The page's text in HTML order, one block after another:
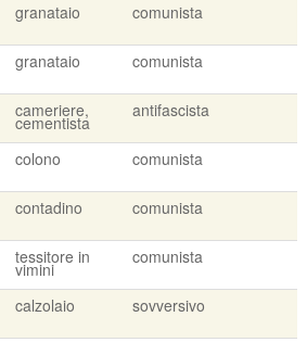
granataio comunista
granataio comunista
cameriere,
cementista
antifascista
colono comunista
contadino comunista
tessitore in
vimini
comunista
calzolaio sovversivo